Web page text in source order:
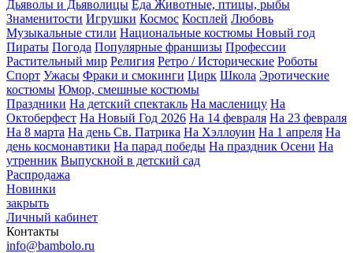
Дьяволы и Дьяволицы Еда Животные, птицы, рыбы
Знаменитости Игрушки Космос Косплей Любовь
Музыкальные стили Национальные костюмы Новый год
Пираты Погода Популярные франшизы Профессии
Растительный мир Религия Ретро / Исторические Роботы
Спорт Ужасы Фраки и смокинги Цирк Школа Эротические
костюмы Юмор, смешные костюмы
Праздники На детский спектакль На масленицу На
Октоберфест На Новый Год 2026 На 14 февраля На 23 февраля
На 8 марта На день Св. Патрика На Хэллоуин На 1 апреля На
день космонавтики На парад победы На праздник Осени На
утренник Выпускной в детский сад
Распродажа
Новинки
закрыть
Личный кабинет
Контакты
info@bambolo.ru